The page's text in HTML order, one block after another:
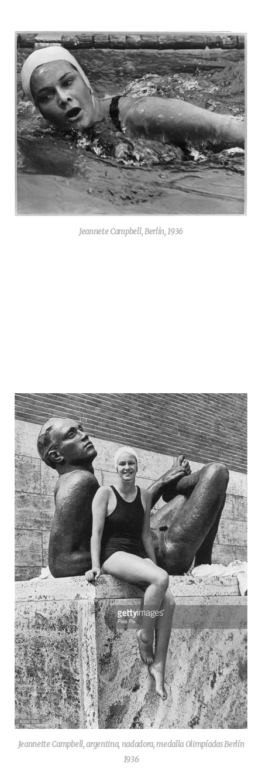
Jeannete Campbell, Berlín, 1936
Jeannette Campbell, argentina, nadadora, medalla Olimpíadas Berlín
1936